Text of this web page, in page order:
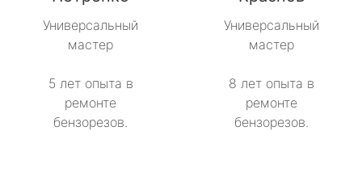
Универсальный
мастер
5 лет опыта в
ремонте
бензорезов.
Универсальный
мастер
8 лет опыта в
ремонте
бензорезов.